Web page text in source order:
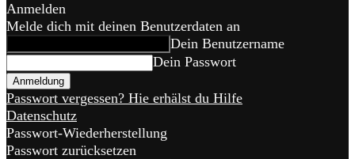
Anmelden
Melde dich mit deinen Benutzerdaten an
Dein Benutzername
Dein Passwort
Passwort vergessen? Hie erhälst du Hilfe
Datenschutz
Passwort-Wiederherstellung
Passwort zurücksetzen